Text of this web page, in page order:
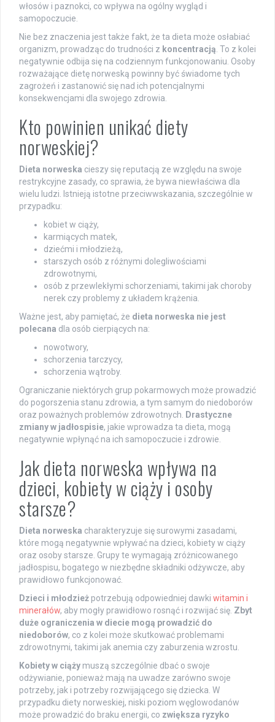
włosów i paznokci, co wpływa na ogólny wygląd i
samopoczucie.
Nie bez znaczenia jest także fakt, że ta dieta może osłabiać
organizm, prowadząc do trudności z koncentracją . To z kolei
negatywnie odbija się na codziennym funkcjonowaniu. Osoby
rozważające dietę norweską powinny być świadome tych
zagrożeń i zastanowić się nad ich potencjalnymi
konsekwencjami dla swojego zdrowia.
Kto powinien unikać diety
norweskiej?
Dieta norweska cieszy się reputacją ze względu na swoje
restrykcyjne zasady, co sprawia, że bywa niewłaściwa dla
wielu ludzi. Istnieją istotne przeciwwskazania, szczególnie w
przypadku:
kobiet w ciąży,
karmiących matek,
dziećmi i młodzieżą,
starszych osób z różnymi dolegliwościami
zdrowotnymi,
osób z przewlekłymi schorzeniami, takimi jak choroby
nerek czy problemy z układem krążenia.
Ważne jest, aby pamiętać, że dieta norweska nie jest
polecana dla osób cierpiących na:
nowotwory,
schorzenia tarczycy,
schorzenia wątroby.
Ograniczanie niektórych grup pokarmowych może prowadzić
do pogorszenia stanu zdrowia, a tym samym do niedoborów
oraz poważnych problemów zdrowotnych.
Drastyczne
zmiany w jadłospisie, jakie wprowadza ta dieta, mogą
negatywnie wpłynąć na ich samopoczucie i zdrowie.
Jak dieta norweska wpływa na
dzieci, kobiety w ciąży i osoby
starsze?
Dieta norweska charakteryzuje się surowymi zasadami,
które mogą negatywnie wpływać na dzieci, kobiety w ciąży
oraz osoby starsze. Grupy te wymagają zróżnicowanego
jadłospisu, bogatego w niezbędne składniki odżywcze, aby
prawidłowo funkcjonować.
Dzieci i młodzież potrzebują odpowiedniej dawki witamin i
minerałów, aby mogły prawidłowo rosnąć i rozwijać się. Zbyt
duże ograniczenia w diecie mogą prowadzić do
niedoborów, co z kolei może skutkować problemami
zdrowotnymi, takimi jak anemia czy zaburzenia wzrostu.
Kobiety w ciąży muszą szczególnie dbać o swoje
odżywianie, ponieważ mają na uwadze zarówno swoje
potrzeby, jak i potrzeby rozwijającego się dziecka. W
przypadku diety norweskiej, niski poziom węglowodanów
może prowadzić do braku energii, co zwiększa ryzyko